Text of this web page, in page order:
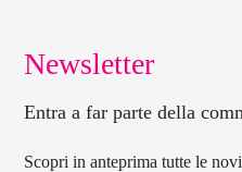
Newsletter
Entra a far parte della
Scopri in anteprima tutte le